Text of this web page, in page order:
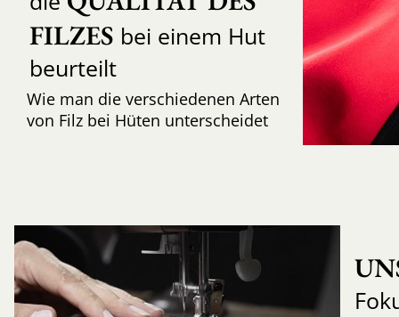
FILZES bei einem Hut
beurteilt
Wie man die verschiedenen Arten
von Filz bei Hüten unterscheidet